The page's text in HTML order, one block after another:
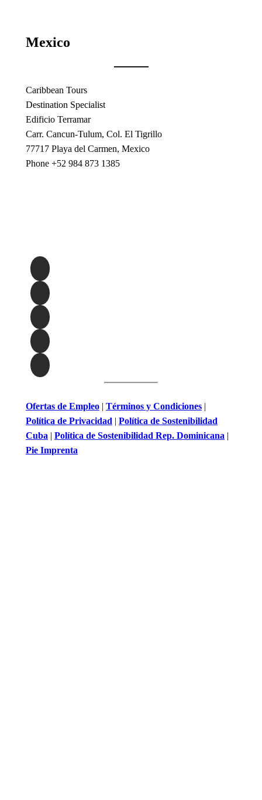
Mexico
Caribbean Tours
Destination Specialist
Edificio Terramar
Carr. Cancun-Tulum, Col. El Tigrillo
77717 Playa del Carmen, Mexico
Phone +52 984 873 1385
Ofertas de Empleo | Términos y Condiciones |
Política de Privacidad | Política de Sostenibilidad
Cuba | Política de Sostenibilidad Rep. Dominicana |
Pie Imprenta